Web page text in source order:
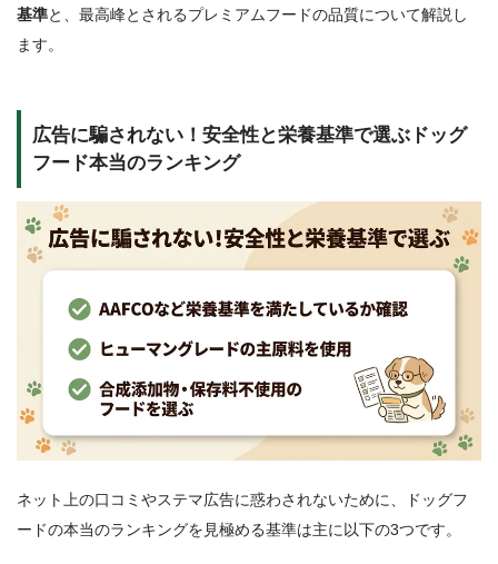
基準と、最高峰とされるプレミアムフードの品質について解説し
ます。
広告に騙されない！安全性と栄養基準で選ぶドッグ
フード本当のランキング
ネット上の口コミやステマ広告に惑わされないために、ドッグフ
ードの本当のランキングを見極める基準は主に以下の3つです。